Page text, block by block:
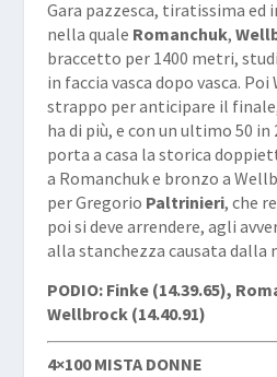
Gara pazzesca, tiratissima ed
nella quale Romanchuk,
braccetto per 1400 metri,
in faccia vasca dopo vasca.
strappo per anticipare il
ha di più, e con un ultimo 50
porta a casa la storica
a Romanchuk e bronzo a
per Gregorio Paltrinieri, che
poi si deve arrendere, agli
alla stanchezza causata dalla
PODIO: Finke (14.39.65),
Wellbrock (14.40.91)
4×100 MISTA DONNE